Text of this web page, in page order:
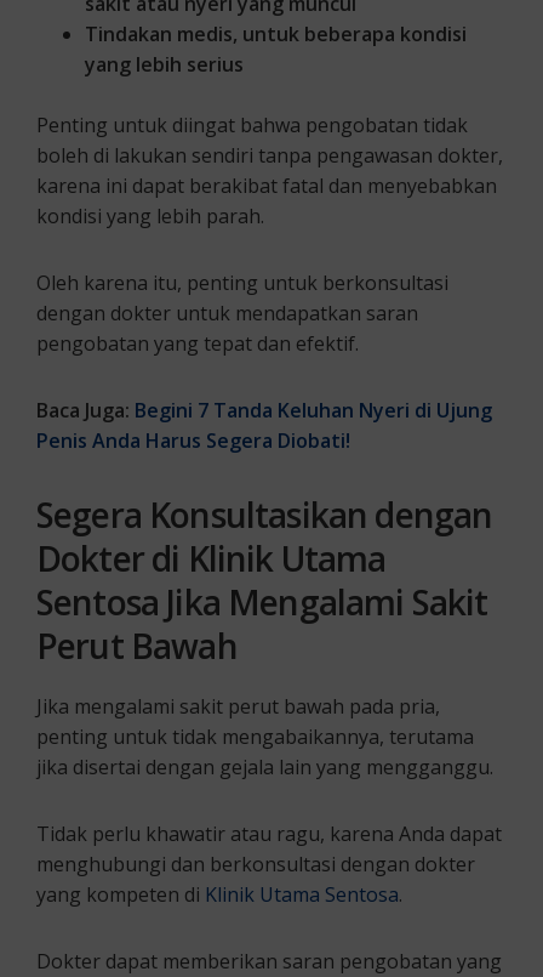
Tindakan medis, untuk beberapa kondisi
yang lebih serius
Penting untuk diingat bahwa pengobatan tidak
boleh di lakukan sendiri tanpa pengawasan dokter,
karena ini dapat berakibat fatal dan menyebabkan
kondisi yang lebih parah.
Oleh karena itu, penting untuk berkonsultasi
dengan dokter untuk mendapatkan saran
pengobatan yang tepat dan efektif.
Baca Juga: Begini 7 Tanda Keluhan Nyeri di Ujung
Penis Anda Harus Segera Diobati!
Segera Konsultasikan dengan
Dokter di Klinik Utama
Sentosa Jika Mengalami Sakit
Perut Bawah
Jika mengalami sakit perut bawah pada pria,
penting untuk tidak mengabaikannya, terutama
jika disertai dengan gejala lain yang mengganggu.
Tidak perlu khawatir atau ragu, karena Anda dapat
menghubungi dan berkonsultasi dengan dokter
yang kompeten di Klinik Utama Sentosa.
Dokter dapat memberikan saran pengobatan yang